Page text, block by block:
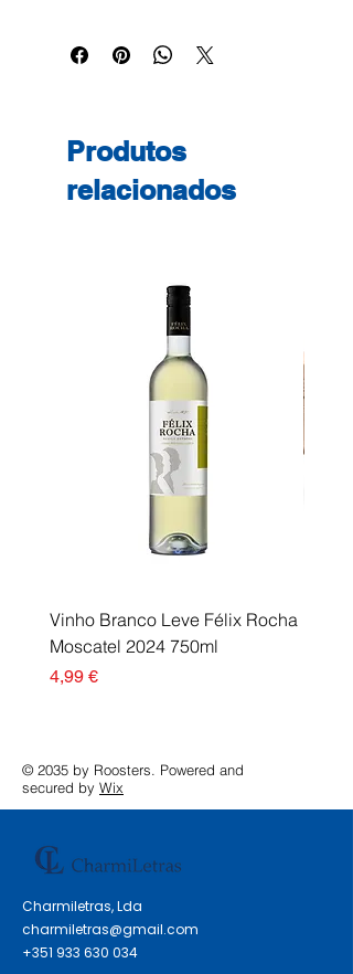
projectos técnicos. Ideal para
Produtos
relacionados
Vinho Branco Leve Félix Rocha
Moscatel 2024 750ml
Preço
4,99 €
© 2035 by Roosters. Powered and
secured by Wix
Charmiletras, Lda
charmiletras@gmail.com
+351 933 630 034